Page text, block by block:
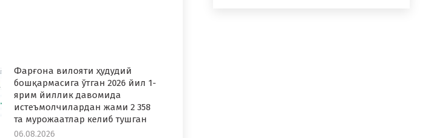
Фарғона вилояти ҳудудий
бошқармасига ўтган 2026 йил 1-
ярим йиллик давомида
истеъмолчилардан жами 2 358
та мурожаатлар келиб тушган
06.08.2026